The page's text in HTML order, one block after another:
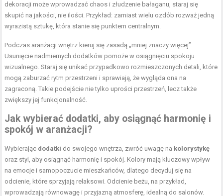
dekoracji może wprowadzać chaos i złudzenie bałaganu, staraj się
skupić na jakości, nie ilości. Przykład: zamiast wielu ozdób rozważ jedną
wyrazistą sztukę, która stanie się punktem centralnym.
Podczas aranżacji wnętrz kieruj się zasadą „mniej znaczy więcej”.
Usunięcie nadmiernych dodatków pomoże w osiągnięciu spokoju
wizualnego. Staraj się unikać przypadkowo rozmieszczonych detali, które
mogą zaburzać rytm przestrzeni i sprawiają, że wygląda ona na
zagraconą. Takie podejście nie tylko uprości przestrzeń, lecz także
zwiększy jej funkcjonalność.
Jak wybierać dodatki, aby osiągnąć harmonię i
spokój w aranżacji?
Wybierając dodatki do swojego wnętrza, zwróć uwagę na kolorystykę
oraz styl, aby osiągnąć harmonię i spokój. Kolory mają kluczowy wpływ
na emocje i samopoczucie mieszkańców, dlatego decyduj się na
odcienie, które sprzyjają relaksowi. Odcienie beżu, na przykład,
wprowadzają równowagę i przyjazną atmosferę, idealną do salonów.